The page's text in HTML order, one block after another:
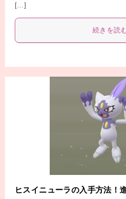
[…]
続きを読
ヒスイニューラの入手方法！